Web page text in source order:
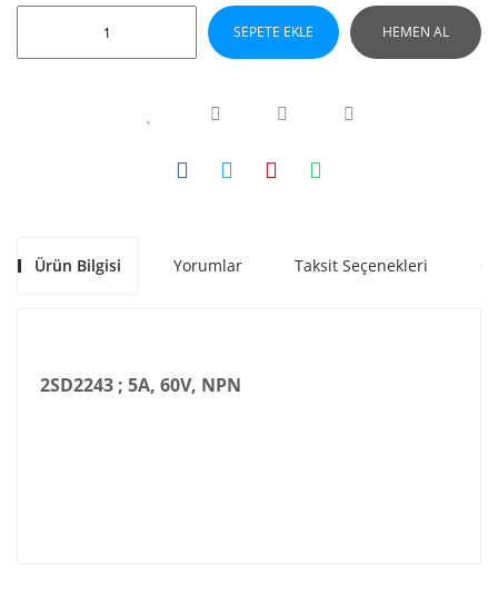
SEPETE EKLE HEMEN AL
Ürün Bilgisi Yorumlar Taksit Seçenekleri
2SD2243 ; 5A, 60V, NPN